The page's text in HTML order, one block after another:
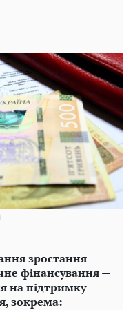
зростання
фінансування —
на підтримку
зокрема: